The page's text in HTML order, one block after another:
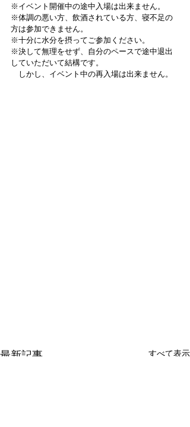
※イベント開催中の途中入場は出来ません。
※体調の悪い方、飲酒されている方、寝不足の
方は参加できません。
※十分に水分を摂ってご参加ください。
※決して無理をせず、自分のペースで途中退出
していただいて結構です。
しかし、イベント中の再入場は出来ません。
最新記事 すべて表示